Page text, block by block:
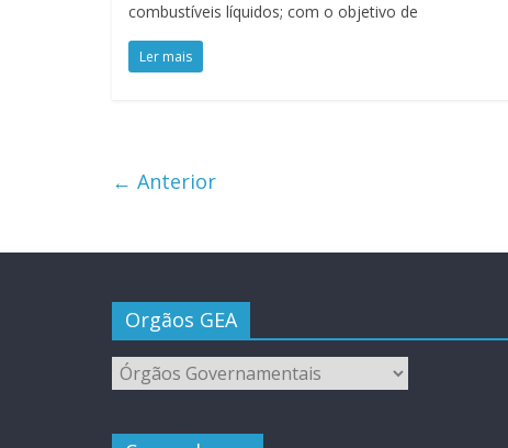
combustíveis líquidos; com o objetivo de
Ler mais
← Anterior
Orgãos GEA